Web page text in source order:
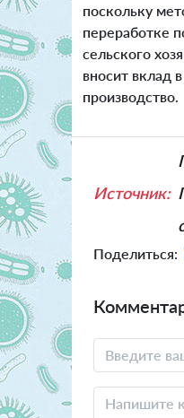
поскольку
переработке
сельского
вносит вклад
производство.
Источник:
Поделиться: